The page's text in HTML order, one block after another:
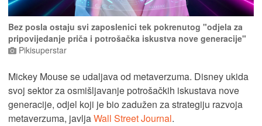
Bez posla ostaju svi zaposlenici tek pokrenutog "odjela za
pripovijedanje priča i potrošačka iskustva nove generacije"
Pikisuperstar
Mickey Mouse se udaljava od metaverzuma. Disney ukida
svoj sektor za osmišljavanje potrošačkih iskustava nove
generacije, odjel koji je bio zadužen za strategiju razvoja
metaverzuma, javljaWall Street Journal.